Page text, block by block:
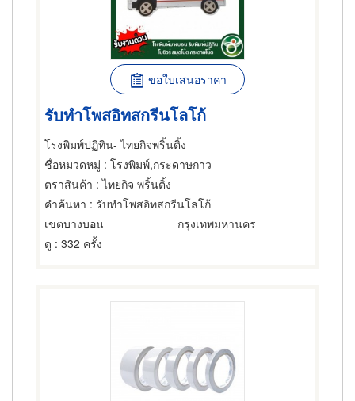
ขอใบเสนอราคา
รับทำโพสอิทสกรีนโลโก้
โรงพิมพ์ปฏิทิน- ไทยกิจพริ้นติ้ง
ชื่อหมวดหมู่ : โรงพิมพ์,กระดาษกาว
ตราสินค้า : ไทยกิจ พริ้นติ้ง
คำค้นหา : รับทำโพสอิทสกรีนโลโก้
เขตบางบอน
กรุงเทพมหานคร
ดู : 332 ครั้ง